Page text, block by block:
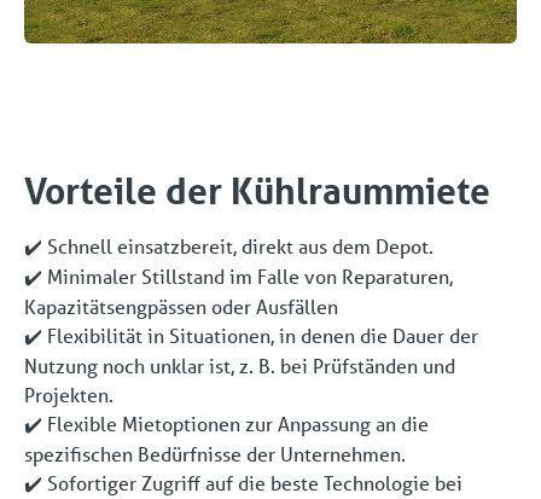
Vorteile der Kühlraummiete
✔️ Schnell einsatzbereit, direkt aus dem Depot.
✔️ Minimaler Stillstand im Falle von Reparaturen,
Kapazitätsengpässen oder Ausfällen
✔️ Flexibilität in Situationen, in denen die Dauer der
Nutzung noch unklar ist, z. B. bei Prüfständen und
Projekten.
✔️ Flexible Mietoptionen zur Anpassung an die
spezifischen Bedürfnisse der Unternehmen.
✔️ Sofortiger Zugriff auf die beste Technologie bei